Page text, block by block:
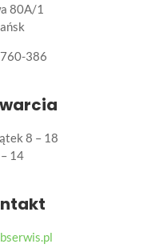
80A/1
386
8 – 18
14